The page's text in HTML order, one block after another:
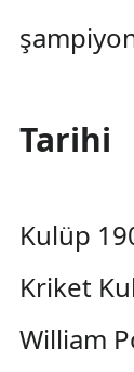
Tarihi
Kulüp
Kriket
William